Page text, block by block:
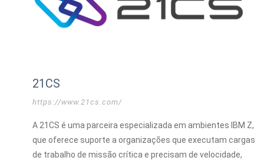
21CS
https://www.21cs.com/
A 21CS é uma parceira especializada em ambientes IBM Z,
que oferece suporte a organizações que executam cargas
de trabalho de missão crítica e precisam de velocidade,